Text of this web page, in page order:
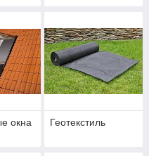
окна Геотекстиль